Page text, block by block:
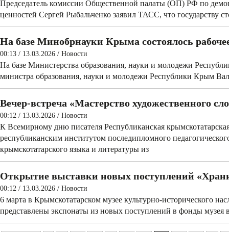
Председатель комиссии Общественной палаты (ОП) РФ по
ценностей Сергей Рыбальченко заявил ТАСС, что государству
На базе Минобрнауки Крыма состоялось
00:13 / 13.03.2026 / Новости
На базе Министерства образования, науки и молодежи
министра образования, науки и молодежи Республики Крым
Вечер-встреча «Мастерство художественного
00:12 / 13.03.2026 / Новости
К Всемирному дню писателя Республиканская
республиканским институтом последипломного
крымскотатарского языка и литературы из
Открытие выставки новых поступлений
00:12 / 13.03.2026 / Новости
6 марта в Крымскотатарском музее культурно-исторического
представлены экспонаты из новых поступлений в фонды